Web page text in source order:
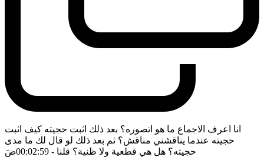
انا اعرف الاجماع ما هو اتصوره؟ بعد ذلك اثبت حجيته كيف اثبت
حجيته عندما يناقشني مناقش؟ ثم بعد ذلك لو قال لك ما مدى
حجيته؟ هل هي قطعية ولا ظنية؟ قلنا - 00:02:59 ضَ